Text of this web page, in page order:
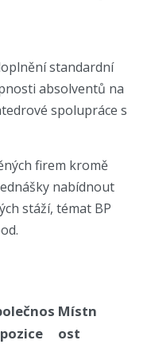
standardní
absolventů na
spolupráce s
firem kromě
nabídnout
stáží, témat BP
Místn
ost